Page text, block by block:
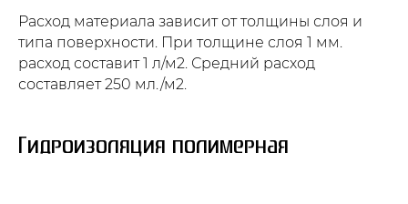
Расход материала зависит от толщины слоя и
типа поверхности. При толщине слоя 1 мм.
расход составит 1 л/м2. Средний расход
составляет 250 мл./м2.
Гидроизоляция полимерная